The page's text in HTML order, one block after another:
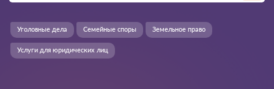
Услуги для юридических лиц
Уголовные дела Семейные споры Земельное право